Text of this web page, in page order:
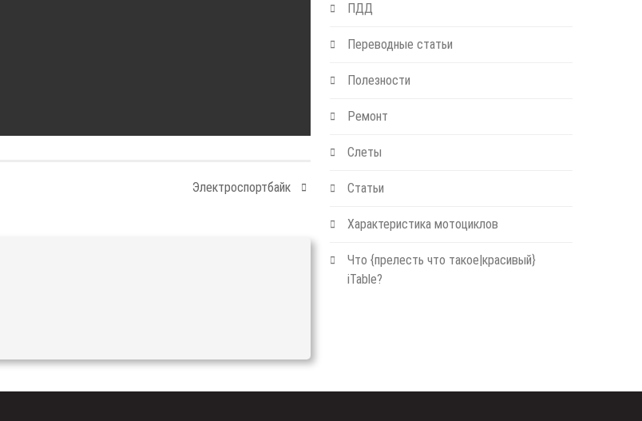
Электроспортбайк
ПДД
Переводные статьи
Полезности
Ремонт
Слеты
Статьи
Характеристика мотоциклов
Что {прелесть что такое|красивый}
iTable?